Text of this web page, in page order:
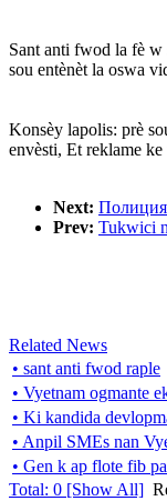
Sant anti fwod la fè w
sou entènèt la oswa
Konsèy lapolis: prè
envèsti, Et reklame
Next: Полиция
Prev: Tukwici
Related News
• sant anti fwod raple
• Vyetnam ogmante
• Ki kandida
• Anpil SMEs nan
• Gen k ap flote fib
Total: 0 [Show All]